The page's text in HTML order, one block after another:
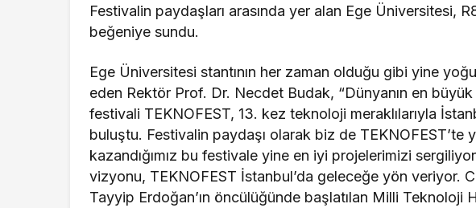
Festivalin paydaşları arasında yer alan Ege Üniversitesi,
beğeniye sundu.
Ege Üniversitesi stantının her zaman olduğu gibi yine
eden Rektör Prof. Dr. Necdet Budak, “Dünyanın en
festivali TEKNOFEST, 13. kez teknoloji meraklılarıyla
buluştu. Festivalin paydaşı olarak biz de TEKNOFEST’te
kazandığımız bu festivale yine en iyi projelerimizi
vizyonu, TEKNOFEST İstanbul’da geleceğe yön veriyor.
Tayyip Erdoğan’ın öncülüğünde başlatılan Milli Teknoloji